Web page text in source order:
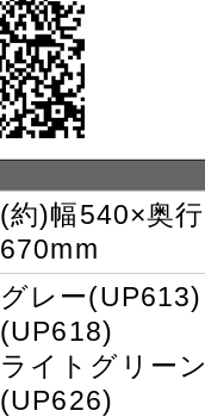
(約)幅540×奥
670mm
グレー
(UP618)
ライトグリー
(UP626)